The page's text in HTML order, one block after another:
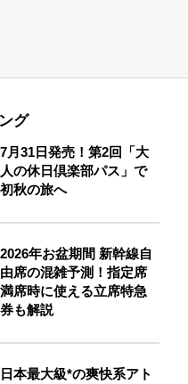
グ
7月31日発売！第2回「大
人の休日倶楽部パス」で
初秋の旅へ
2026年お盆期間 新幹線自
由席の混雑予測！指定席
満席時に使える立席特急
券も解説
日本最大級*の爽快系アト